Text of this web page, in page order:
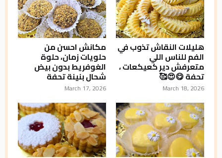
هليلات النقاش تذوب في
الفم للناس اللي
متعرفش دير كعيكعات ،
تحفة 😋😍🥰
March 18, 2026
مكانش احسن من
حلويات زمان، حلوة
الغوفريط بدون بيض
شحال بنينة تحفة
March 17, 2026